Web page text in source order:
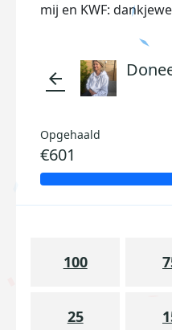
mij en KWF:
arrow_back
Opgehaald
€601
100
25